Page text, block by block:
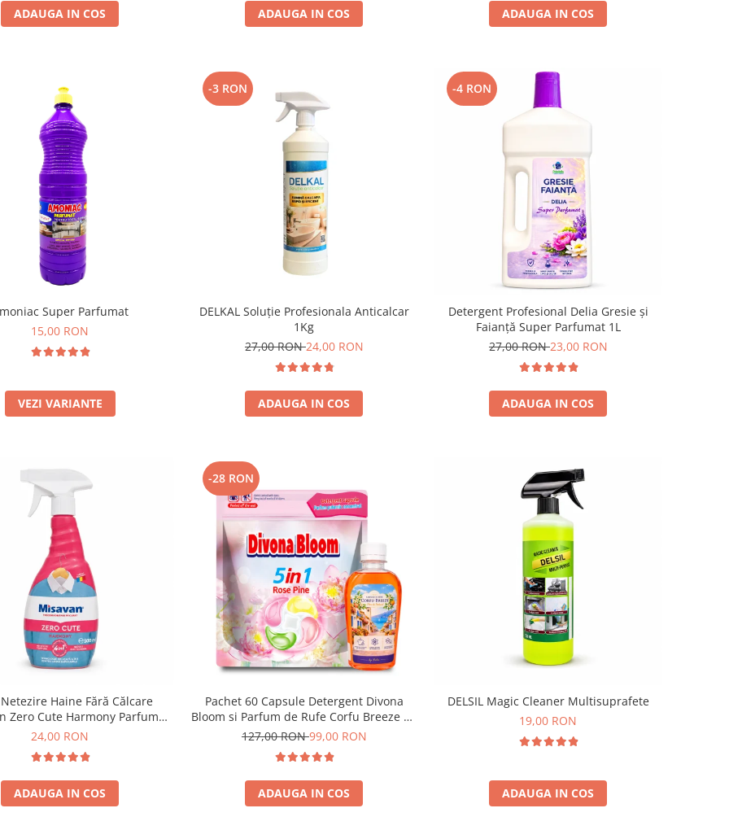
ADAUGA IN COS ADAUGA IN COS ADAUGA IN COS
Super Parfumat
15,00 RON
VEZI VARIANTE
-3 RON
DELKAL Soluție Profesionala Anticalcar
1Kg
27,00 RON24,00 RON
ADAUGA IN COS
-4 RON
Detergent Profesional Delia Gresie și
Faianță Super Parfumat 1L
27,00 RON23,00 RON
ADAUGA IN COS
Haine Fără Călcare
Zero Cute Harmony Parfum
Discret 500 ml
24,00 RON
ADAUGA IN COS
-28 RON
Pachet 60 Capsule Detergent Divona
Bloom si Parfum de Rufe Corfu Breeze by
Delia 200 ml
127,00 RON99,00 RON
ADAUGA IN COS
DELSIL Magic Cleaner Multisuprafete
19,00 RON
ADAUGA IN COS